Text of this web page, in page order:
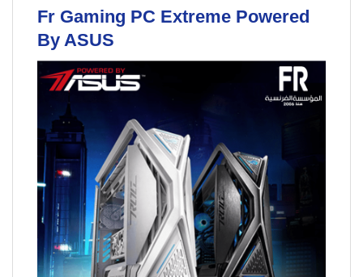
Fr Gaming PC Extreme Powered
By ASUS